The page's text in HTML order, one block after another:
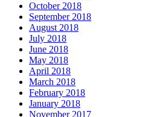
October 2018
September 2018
August 2018
July 2018
June 2018
May 2018
April 2018
March 2018
February 2018
January 2018
November 2017